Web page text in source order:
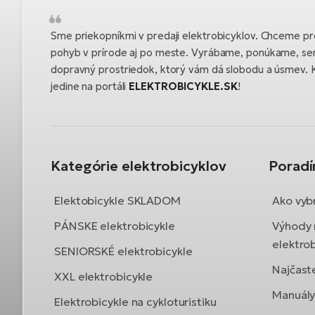
Sme priekopníkmi v predaji elektrobicyklov. Chceme
pohyb v prírode aj po meste. Vyrábame, ponúkame,
dopravný prostriedok, ktorý vám dá slobodu a úsmev.
jedine na portáli ELEKTROBICYKLE.SK!
Kategórie elektrobicyklov
Elektobicykle SKLADOM
PÁNSKE elektrobicykle
SENIORSKÉ elektrobicykle
XXL elektrobicykle
Elektrobicykle na cykloturistiku
Ako
Výhody